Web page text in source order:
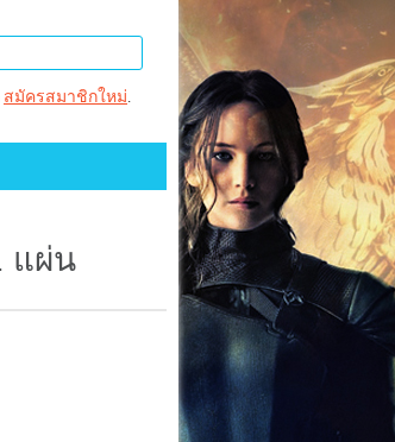
สมัครสมาชิกใหม่.
แผ่น